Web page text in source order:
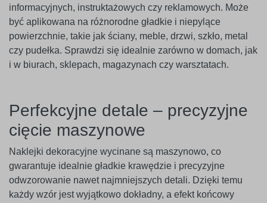
informacyjnych, instruktażowych czy reklamowych. Może
być aplikowana na różnorodne gładkie i niepylące
powierzchnie, takie jak ściany, meble, drzwi, szkło, metal
czy pudełka. Sprawdzi się idealnie zarówno w domach, jak
i w biurach, sklepach, magazynach czy warsztatach.
Perfekcyjne detale – precyzyjne
cięcie maszynowe
Naklejki dekoracyjne wycinane są maszynowo, co
gwarantuje idealnie gładkie krawędzie i precyzyjne
odwzorowanie nawet najmniejszych detali. Dzięki temu
każdy wzór jest wyjątkowo dokładny, a efekt końcowy